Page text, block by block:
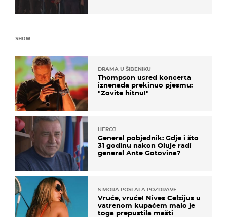
SHOW
DRAMA U ŠIBENIKU
Thompson usred koncerta
iznenada prekinuo pjesmu:
"Zovite hitnu!"
HEROJ
General pobjednik: Gdje i što
31 godinu nakon Oluje radi
general Ante Gotovina?
S MORA POSLALA POZDRAVE
Vruće, vruće! Nives Celzijus u
vatrenom kupaćem malo je
toga prepustila mašti